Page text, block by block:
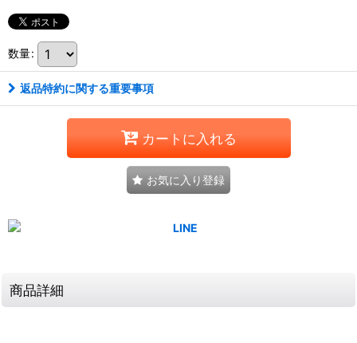
数量:
返品特約に関する重要事項
カートに入れる
お気に入り登録
商品詳細